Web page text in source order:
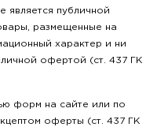
является публичной
размещенные на
характер и ни
офертой (ст. 437 ГК
форм на сайте или по
оферты (ст. 437 ГК